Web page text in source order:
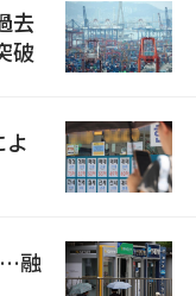
去
破
…融